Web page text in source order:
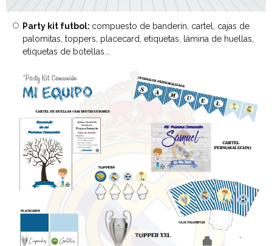
Party kit futbol: compuesto de banderín, cartel, cajas de
palomitas, toppers, placecard, etiquetas, lámina de huellas,
etiquetas de botellas...